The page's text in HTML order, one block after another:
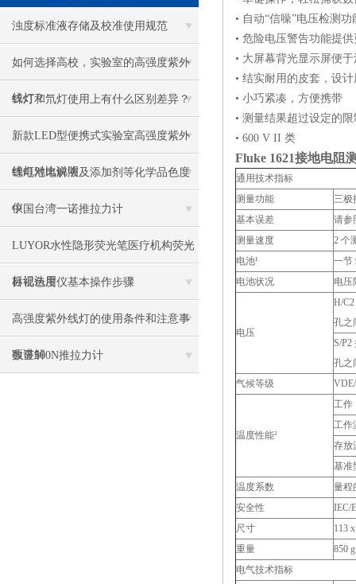
浊度标准液存储及校准使用规范
如何选择高校，实验室的高强度紫外
线灯？
锌灯和氘灯使用上有什么区别差异？
新款LED型便携式实验室高强度紫外
线灯对比说明
锂电池电解液及添加剂等化学品色度
仪
中国台湾一诺推拉力计
LUYOR水性隐形荧光笔医疗机构荧光
标记法用
目视色度仪基本操作步骤
高强度紫外线灯的使用条件和注意事
项讲解
数显500N推拉力计
• 自动“信噪”电压检测功
• 危险电压警告功能提
• 大屏幕背光显示屏便
• 结实耐用的皮套，设
• 小巧紧凑，方便携带
• 测量结果超过设定的
• 600 V II 类
Fluke 1621接地电阻
通用技术指标
测量功能
三极
基本误差
请参
测量速度
2 个
电池¹
一节
电池状况
电压
电压
H/
孔之
S/P2
孔之
气候等级
温度性能²
工作
工作
存放
基准
温度系数
量程
安全性
IEC/
尺寸
113
重量
850
电气技术指标